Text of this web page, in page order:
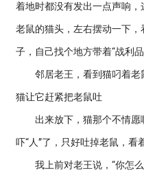
着地时都没有发出一点声响，
老鼠的猫头，左右摆动一下
子，自己找个地方带着“战利品
邻居老王，看到猫叼着
猫让它赶紧把老鼠吐
出来放下，猫那个不情
吓“人”了，只好吐掉老鼠，看
我上前对老王说，“你怎